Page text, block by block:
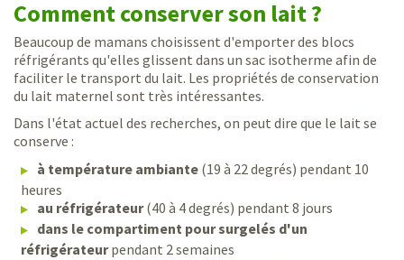
Comment conserver son lait ?
Beaucoup de mamans choisissent d'emporter des blocs
réfrigérants qu'elles glissent dans un sac isotherme afin de
faciliter le transport du lait. Les propriétés de conservation
du lait maternel sont très intéressantes.
Dans l'état actuel des recherches, on peut dire que le lait se
conserve :
à température ambiante (19 à 22 degrés) pendant 10
heures
au réfrigérateur(40 à 4 degrés) pendant 8 jours
dans le compartiment pour surgelés d'un
réfrigérateurpendant 2 semaines